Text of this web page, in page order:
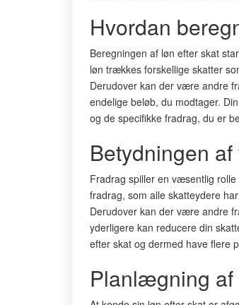
Hvordan
Beregningen af løn efter skat
løn trækkes forskellige skatter
Derudover kan der være andre
endelige beløb, du modtager.
og de specifikke fradrag, du er
Betydningen
Fradrag spiller en væsentlig
fradrag, som alle skatteydere
Derudover kan der være andre
yderligere kan reducere din
efter skat og dermed have flere
Planlægning af